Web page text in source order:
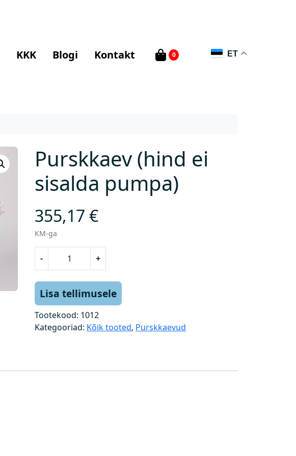
KKK Blogi Kontakt 0 ET
Purskkaev (hind ei
sisalda pumpa)
355,17€
KM-ga
-
k
k
a
h
+
Lisa tellimusele
Tootekood: 1012
Kategooriad: Kõik tooted, Purskkaevud